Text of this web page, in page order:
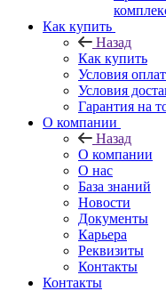
Как купить
Назад
Как купить
Условия
Условия
Гарантия на
О компании
Назад
О компании
О нас
База знаний
Новости
Документы
Карьера
Реквизиты
Контакты
Контакты